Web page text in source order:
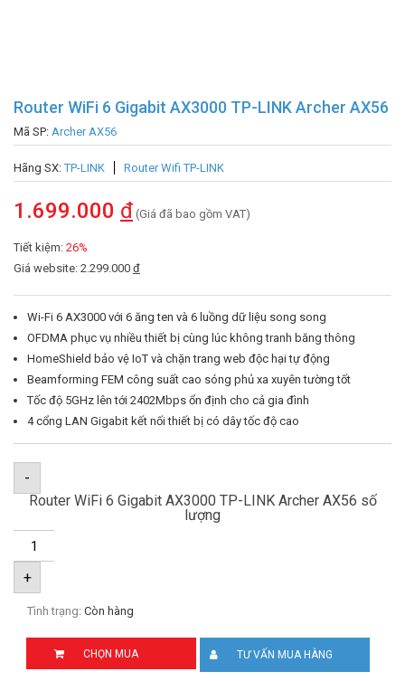
Router WiFi 6 Gigabit AX3000 TP-LINK Archer AX56
Mã SP: Archer AX56
Hãng SX:TP-LINK Router Wifi TP-LINK
1.699.000 đ (Giá đã bao gồm VAT)
Tiết kiệm: 26%
Giá website: 2.299.000 đ
Wi-Fi 6 AX3000 với 6 ăng ten và 6 luồng dữ liệu song song
OFDMA phục vụ nhiều thiết bị cùng lúc không tranh băng thông
HomeShield bảo vệ IoT và chặn trang web độc hại tự động
Beamforming FEM công suất cao sóng phủ xa xuyên tường tốt
Tốc độ 5GHz lên tới 2402Mbps ổn định cho cả gia đình
4 cổng LAN Gigabit kết nối thiết bị có dây tốc độ cao
-
Router WiFi 6 Gigabit AX3000 TP-LINK Archer AX56 số
lượng
+
Tình trạng: Còn hàng
CHỌN MUA TƯ VẤN MUA HÀNG